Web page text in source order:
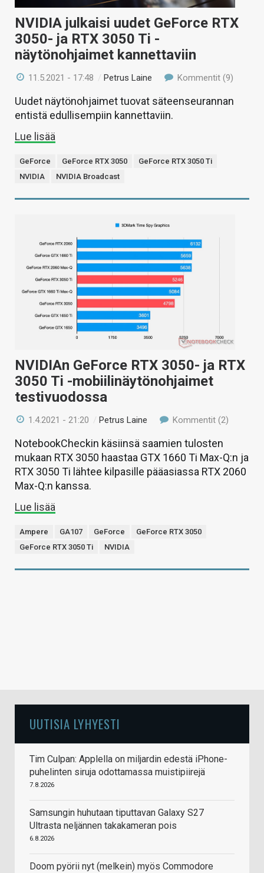
NVIDIA julkaisi uudet GeForce RTX
3050- ja RTX 3050 Ti -
näytönohjaimet kannettaviin
11.5.2021 - 17:48 /Petrus Laine Kommentit (9)
Uudet näytönohjaimet tuovat säteenseurannan
entistä edullisempiin kannettaviin.
Lue lisää
GeForce GeForce RTX 3050
GeForce RTX 3050 Ti
NVIDIA
NVIDIA Broadcast
NVIDIAn GeForce RTX 3050- ja RTX
3050 Ti -mobiilinäytönohjaimet
testivuodossa
1.4.2021 - 21:20 /Petrus Laine Kommentit (2)
NotebookCheckin käsiinsä saamien tulosten
mukaan RTX 3050 haastaa GTX 1660 Ti Max-Q:n ja
RTX 3050 Ti lähtee kilpasille pääasiassa RTX 2060
Max-Q:n kanssa.
Lue lisää
Ampere GA107 GeForce
GeForce RTX 3050
GeForce RTX 3050 Ti
NVIDIA
UUTISIA LYHYESTI
Tim Culpan: Applella on miljardin edestä iPhone-
puhelinten siruja odottamassa muistipiirejä
7.8.2026
Samsungin huhutaan tiputtavan Galaxy S27
Ultrasta neljännen takakameran pois
6.8.2026
Doom pyörii nyt (melkein) myös Commodore